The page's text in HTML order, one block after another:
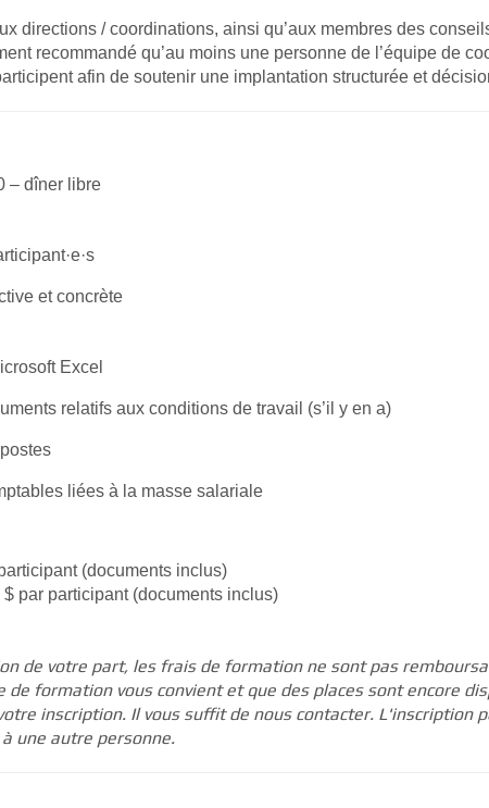
directions / coordinations, ainsi qu’aux membres des
recommandé qu’au moins une personne de l’équipe de
afin de soutenir une implantation structurée et
– dîner libre
et concrète
Excel
relatifs aux conditions de travail (s’il y en a)
liées à la masse salariale
(documents inclus)
$ par participant (documents inclus)
de votre part, les frais de formation ne sont pas
de formation vous convient et que des places sont encore
inscription. Il vous suffit de nous contacter. L'inscription
une autre personne.